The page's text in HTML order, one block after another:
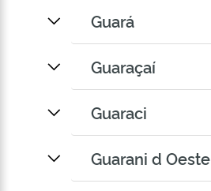
Guará
Guaraçaí
Guaraci
Guarani d Oeste